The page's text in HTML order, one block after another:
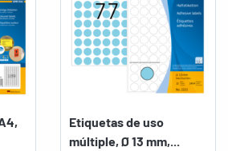
Etiquetas de uso
múltiple, Ø 13 mm,...